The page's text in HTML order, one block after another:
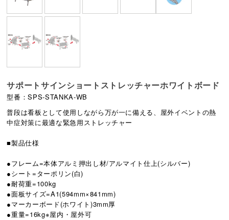
サポートサインショートストレッチャーホワイトボード
型番：SPS-STANKA-WB
普段は看板として使用しながら万が一に備える、屋外イベントの熱
中症対策に最適な緊急用ストレッチャー
■製品仕様
●フレーム=本体アルミ押出し材/アルマイト仕上(シルバー)
●シート=ターポリン(白)
●耐荷重=100kg
●面板サイズ=A1(594mm×841mm)
●マーカーボード(ホワイト)3mm厚
●重量=16kg※屋内・屋外可